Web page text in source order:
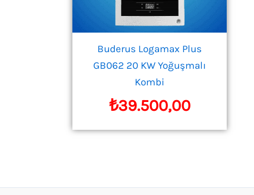
Buderus Logamax Plus
GB062 20 KW Yoğuşmalı
Kombi
₺39.500,00